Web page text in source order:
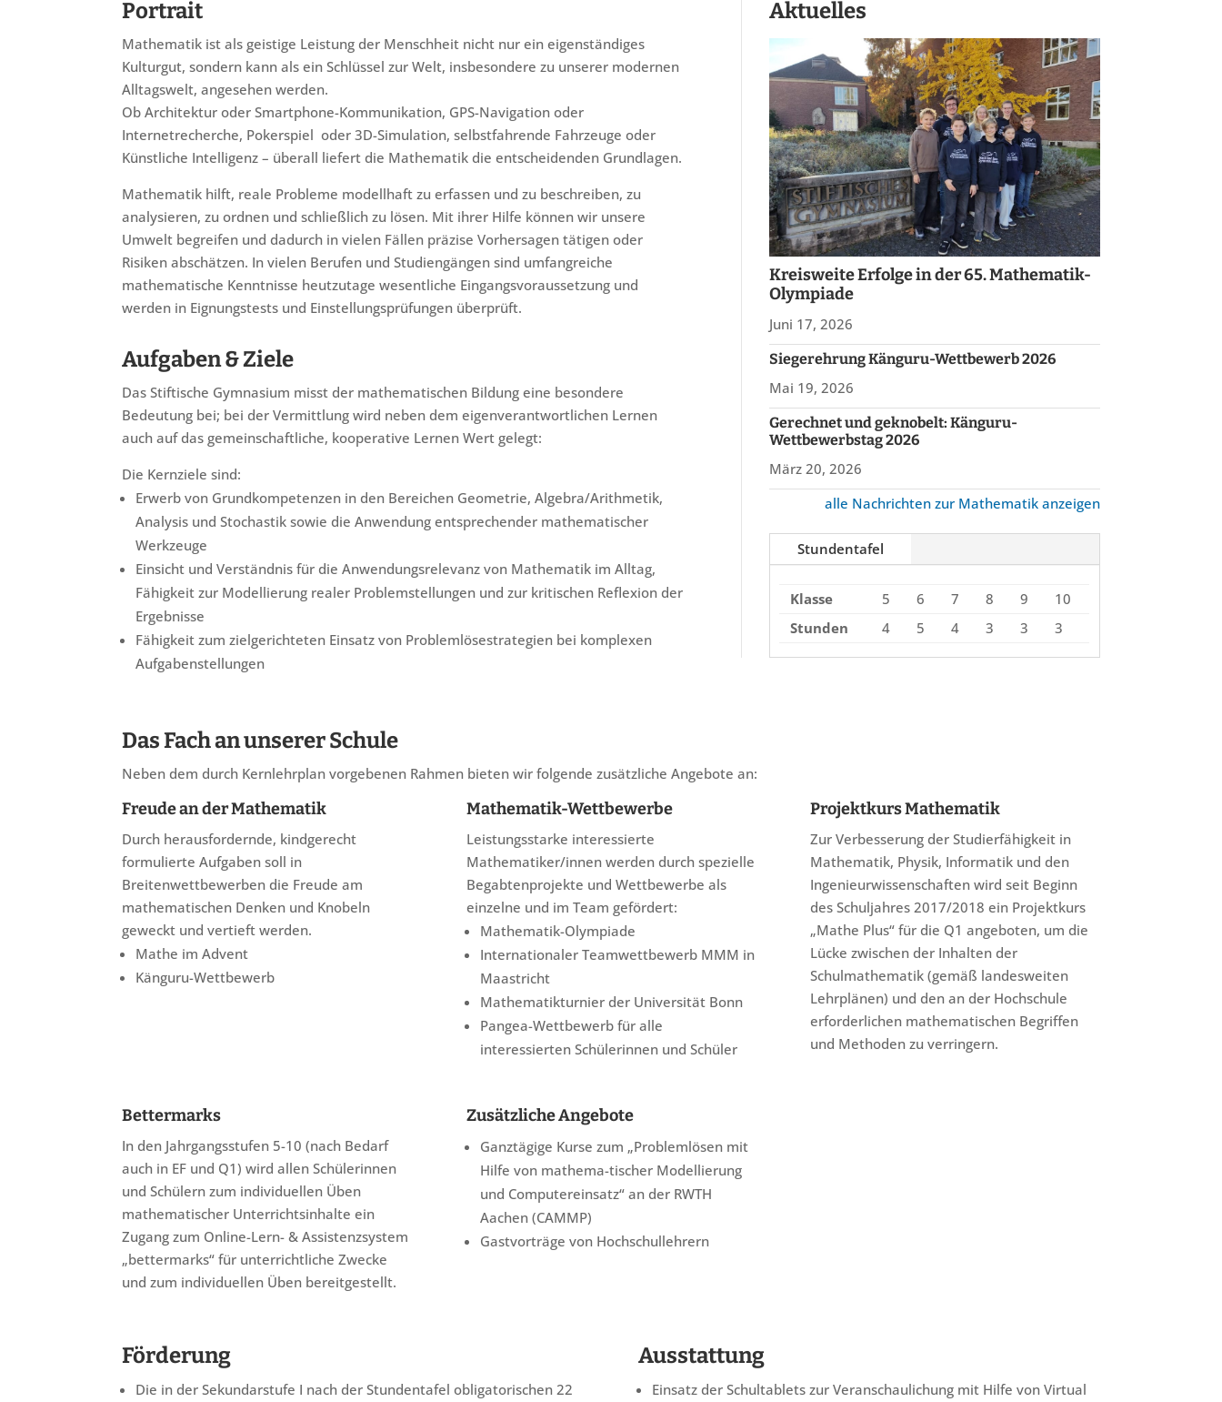
Portrait
Mathematik ist als geistige Leistung der Menschheit nicht nur ein eigenständiges
Kulturgut, sondern kann als ein Schlüssel zur Welt, insbesondere zu unserer modernen
Alltagswelt, angesehen werden.
Ob Architektur oder Smartphone-Kommunikation, GPS-Navigation oder
Internetrecherche, Pokerspiel oder 3D-Simulation, selbstfahrende Fahrzeuge oder
Künstliche Intelligenz – überall liefert die Mathematik die entscheidenden Grundlagen.
Mathematik hilft, reale Probleme modellhaft zu erfassen und zu beschreiben, zu
analysieren, zu ordnen und schließlich zu lösen. Mit ihrer Hilfe können wir unsere
Umwelt begreifen und dadurch in vielen Fällen präzise Vorhersagen tätigen oder
Risiken abschätzen. In vielen Berufen und Studiengängen sind umfangreiche
mathematische Kenntnisse heutzutage wesentliche Eingangsvoraussetzung und
werden in Eignungstests und Einstellungsprüfungen überprüft.
Aufgaben & Ziele
Das Stiftische Gymnasium misst der mathematischen Bildung eine besondere
Bedeutung bei; bei der Vermittlung wird neben dem eigenverantwortlichen Lernen
auch auf das gemeinschaftliche, kooperative Lernen Wert gelegt:
Die Kernziele sind:
Erwerb von Grundkompetenzen in den Bereichen Geometrie, Algebra/Arithmetik,
Analysis und Stochastik sowie die Anwendung entsprechender mathematischer
Werkzeuge
Einsicht und Verständnis für die Anwendungsrelevanz von Mathematik im Alltag,
Fähigkeit zur Modellierung realer Problemstellungen und zur kritischen Reflexion der
Ergebnisse
Fähigkeit zum zielgerichteten Einsatz von Problemlösestrategien bei komplexen
Aufgabenstellungen
Aktuelles
Kreisweite Erfolge in der 65. Mathematik-
Olympiade
Juni 17, 2026
Siegerehrung Känguru-Wettbewerb 2026
Mai 19, 2026
Gerechnet und geknobelt: Känguru-
Wettbewerbstag 2026
März 20, 2026
alle Nachrichten zur Mathematik anzeigen
Stundentafel
Klasse 5 6 7 8 9
10
Stunden
4 5 4 3 3 3
Das Fach an unserer Schule
Neben dem durch Kernlehrplan vorgebenen Rahmen bieten wir folgende zusätzliche Angebote an:
Freude an der Mathematik
Durch herausfordernde, kindgerecht
formulierte Aufgaben soll in
Breitenwettbewerben die Freude am
mathematischen Denken und Knobeln
geweckt und vertieft werden.
Mathe im Advent
Känguru-Wettbewerb
Mathematik-Wettbewerbe
Leistungsstarke interessierte
Mathematiker/innen werden durch spezielle
Begabtenprojekte und Wettbewerbe als
einzelne und im Team gefördert:
Mathematik-Olympiade
Internationaler Teamwettbewerb MMM in
Maastricht
Mathematikturnier der Universität Bonn
Pangea-Wettbewerb für alle
interessierten Schülerinnen und Schüler
Projektkurs Mathematik
Zur Verbesserung der Studierfähigkeit in
Mathematik, Physik, Informatik und den
Ingenieurwissenschaften wird seit Beginn
des Schuljahres 2017/2018 ein Projektkurs
„Mathe Plus“ für die Q1 angeboten, um die
Lücke zwischen der Inhalten der
Schulmathematik (gemäß landesweiten
Lehrplänen) und den an der Hochschule
erforderlichen mathematischen Begriffen
und Methoden zu verringern.
Bettermarks
In den Jahrgangsstufen 5-10 (nach Bedarf
auch in EF und Q1) wird allen Schülerinnen
und Schülern zum individuellen Üben
mathematischer Unterrichtsinhalte ein
Zugang zum Online-Lern- & Assistenzsystem
„bettermarks“ für unterrichtliche Zwecke
und zum individuellen Üben bereitgestellt.
Zusätzliche Angebote
Ganztägige Kurse zum „Problemlösen mit
Hilfe von mathema-tischer Modellierung
und Computereinsatz“ an der RWTH
Aachen (CAMMP)
Gastvorträge von Hochschullehrern
Förderung
Die in der Sekundarstufe I nach der Stundentafel obligatorischen 22
Ausstattung
Einsatz der Schultablets zur Veranschaulichung mit Hilfe von Virtual